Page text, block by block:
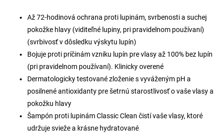
Až 72-hodinová ochrana proti lupinám, svrbenosti a suchej
pokožke hlavy (viditeľné lupiny, pri pravidelnom používaní)
(svrbivosť v dôsledku výskytu lupín)
Bojuje proti príčinám vzniku lupín pre vlasy až 100% bez lupín
(pri pravidelnom používaní). Klinicky overené
Dermatologicky testované zloženie s vyváženým pH a
posilnené antioxidanty pre šetrnú starostlivosť o vaše vlasy a
pokožku hlavy
Šampón proti lupinám Classic Clean čistí vaše vlasy, ktoré
udržuje svieže a krásne hydratované